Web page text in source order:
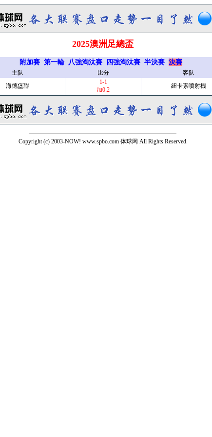
2025澳洲足總盃
附加賽 第一輪 八強淘汰賽 四強淘汰賽 半決賽 決賽
主队 比分 客队
海德堡聯
1-1
加0:2
紐卡素噴射機
Copyright (c) 2003-NOW! www.spbo.com 体球网 All Rights Reserved.